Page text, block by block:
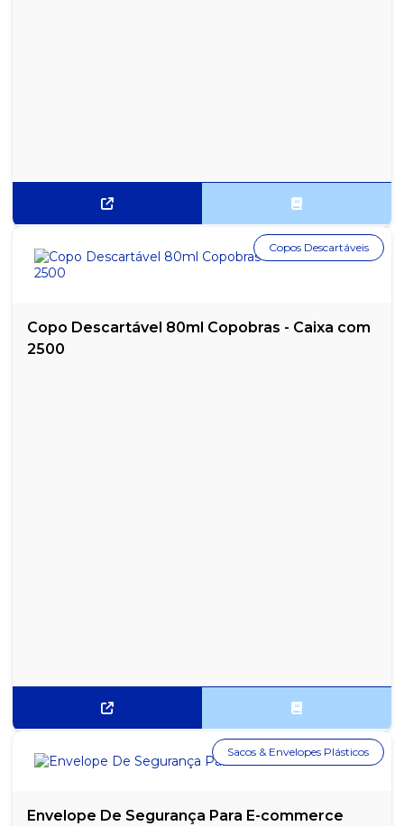
Copo Descartável 80ml Copobras - Caixa com
2500
Copos Descartáveis
Envelope De Segurança Para E-commerce
Sacos & Envelopes Plásticos